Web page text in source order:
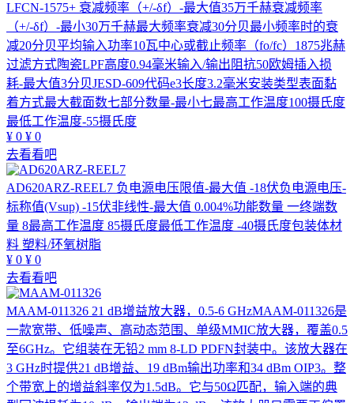
LFCN-1575+ 衰减频率（+/-δf）-最大值35万千赫衰减频率
（+/-δf）-最小30万千赫最大频率衰减30分贝最小频率时的衰
减20分贝平均输入功率10瓦中心或截止频率（fo/fc）1875兆赫
过滤方式陶瓷LPF高度0.94毫米输入/输出阻抗50欧姆插入损
耗-最大值3分贝JESD-609代码e3长度3.2毫米安装类型表面黏
着方式最大截面数七部分数量-最小七最高工作温度100摄氏度
最低工作温度-55摄氏度
¥ 0 ¥ 0
去看看吧
AD620ARZ-REEL7 负电源电压限值-最大值 -18伏负电源电压-
标称值(Vsup) -15伏非线性-最大值 0.004%功能数量 一终端数
量 8最高工作温度 85摄氏度最低工作温度 -40摄氏度包装体材
料 塑料/环氧树脂
¥ 0 ¥ 0
去看看吧
MAAM-011326 21 dB增益放大器，0.5-6 GHzMAAM-011326是
一款宽带、低噪声、高动态范围、单级MMIC放大器，覆盖0.5
至6GHz。它组装在无铅2 mm 8-LD PDFN封装中。该放大器在
3 GHz时提供21 dB增益、19 dBm输出功率和34 dBm OIP3。整
个带宽上的增益斜率仅为1.5dB。它与50Ω匹配，输入端的典